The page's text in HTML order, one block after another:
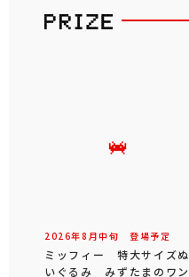
2026年8 月中旬 登場予定
ミッフィー 特大サイズぬ
いぐるみ みずたまのワン